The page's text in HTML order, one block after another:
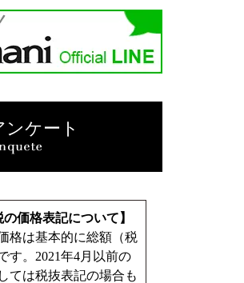
ンケート
の価格表記について】
格は基本的に総額（税
す。2021年4月以前の
ては税抜表記の場合も